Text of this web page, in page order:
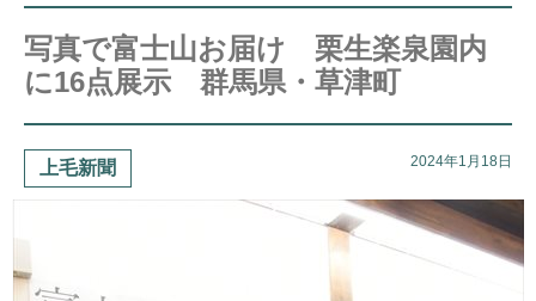
写真で富士山お届け 栗生楽泉園内
に16点展示 群馬県・草津町
上毛新聞 2024年1月18日